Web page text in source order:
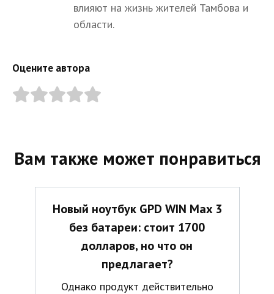
влияют на жизнь жителей Тамбова и
области.
Оцените автора
Вам также может понравиться
Новый ноутбук GPD WIN Max 3
без батареи: стоит 1700
долларов, но что он
предлагает?
Однако продукт действительно